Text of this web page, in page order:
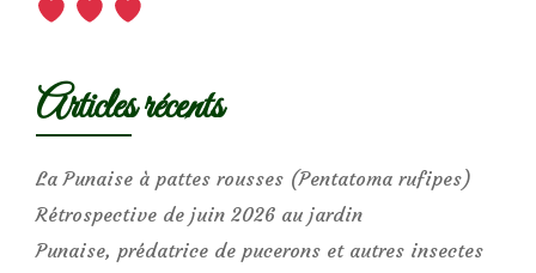
Articles récents
La Punaise à pattes rousses (Pentatoma rufipes)
Rétrospective de juin 2026 au jardin
Punaise, prédatrice de pucerons et autres insectes